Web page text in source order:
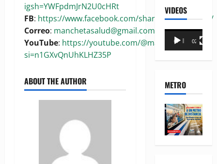
igsh=YWFpdmJrN2U0cHRt
FB: https://www.facebook.com/share/1BoaKRywuG/
Correo: manchetasalud@gmail.com
YouTube: https://youtube.com/@manchetasalud?
si=n1GXvQnUhKLHZ35P
ABOUT THE AUTHOR
VIDEOS
Reproductor
00:00 02:18
METRO